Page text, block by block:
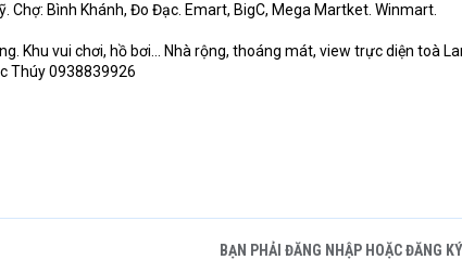
Chợ: Bình Khánh, Đo Đạc. Emart, BigC, Mega Martket. Winmart.
Khu vui chơi, hồ bơi... Nhà rộng, thoáng mát, view trực diện toà
Thúy 0938839926
BẠN PHẢI ĐĂNG NHẬP HOẶC ĐĂNG